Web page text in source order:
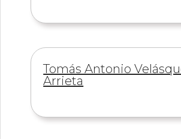
Información
de
Tomás Antonio
Arrieta